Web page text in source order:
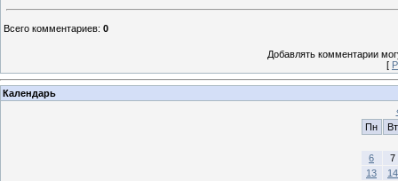
Всего комментариев: 0
Добавлять комментарии
[
Календарь
Пн
Вт
6
7
13
14